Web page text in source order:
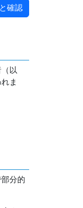
以
ま
分的